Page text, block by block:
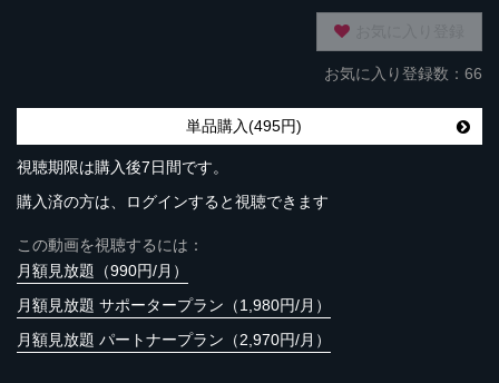
お気に入り登録数：66
単品購入(495円)
視聴期限は購入後7日間です。
購入済の方は、ログインすると視聴できます
この動画を視聴するには：
月額見放題（990円/月）
月額見放題 サポータープラン（1,980円/月）
月額見放題 パートナープラン（2,970円/月）